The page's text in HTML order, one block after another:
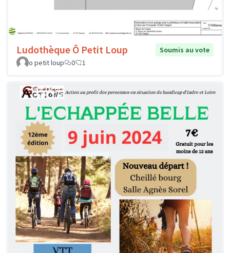
Ludothèque Ô Petit Loup
Soumis au vote
o petit loup
0 1